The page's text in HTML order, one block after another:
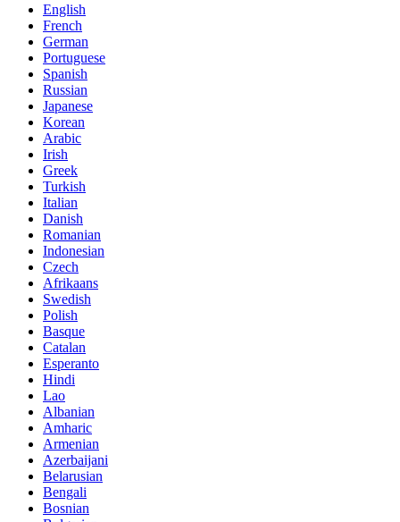
English
French
German
Portuguese
Spanish
Russian
Japanese
Korean
Arabic
Irish
Greek
Turkish
Italian
Danish
Romanian
Indonesian
Czech
Afrikaans
Swedish
Polish
Basque
Catalan
Esperanto
Hindi
Lao
Albanian
Amharic
Armenian
Azerbaijani
Belarusian
Bengali
Bosnian